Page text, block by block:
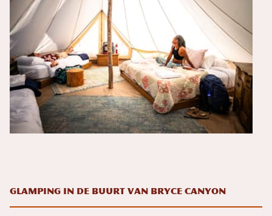
Glamping in de buurt van Bryce Canyon